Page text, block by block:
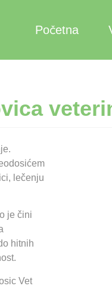
Početna
lečenju
je čini
hitnih
Vet